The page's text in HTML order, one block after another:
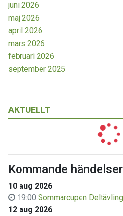
juni 2026
maj 2026
april 2026
mars 2026
februari 2026
september 2025
AKTUELLT
Kommande händelser
10 aug 2026
19:00 Sommarcupen
12 aug 2026